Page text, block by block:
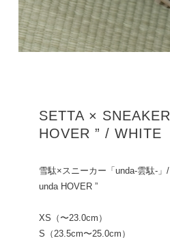
SETTA ×
HOVER ” / WHITE
雪駄×スニーカー「unda-雲駄-
unda HOVER ”
XS（〜23.0cm）
S（23.5cm〜25.0cm）